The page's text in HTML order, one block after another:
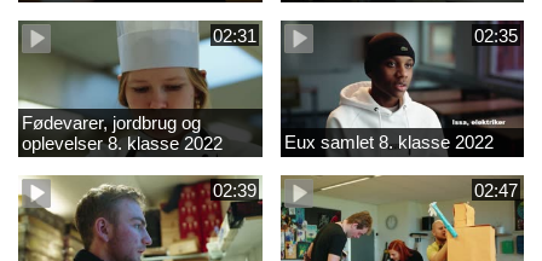
introkurser) 2022
02:31
Fødevarer, jordbrug og
oplevelser 8. klasse 2022
02:35
Eux samlet 8. klasse 2022
02:39 02:47